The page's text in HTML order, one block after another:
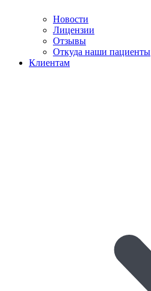
Новости
Лицензии
Отзывы
Откуда наши пациенты
Клиентам